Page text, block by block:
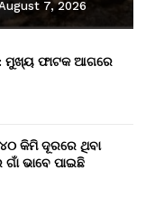
7, 2026
: ମୁଖ୍ୟ ଫାଟକ ଆଗରେ
କିମି ଦୂରରେ ଥିବା
ଗାଁ ଭାବେ ପାଇଛି